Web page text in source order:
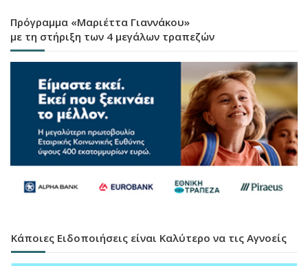
Πρόγραμμα «Μαριέττα Γιαννάκου»
με τη στήριξη των 4 μεγάλων τραπεζών
Κάποιες Ειδοποιήσεις είναι Καλύτερο να τις Αγνοείς